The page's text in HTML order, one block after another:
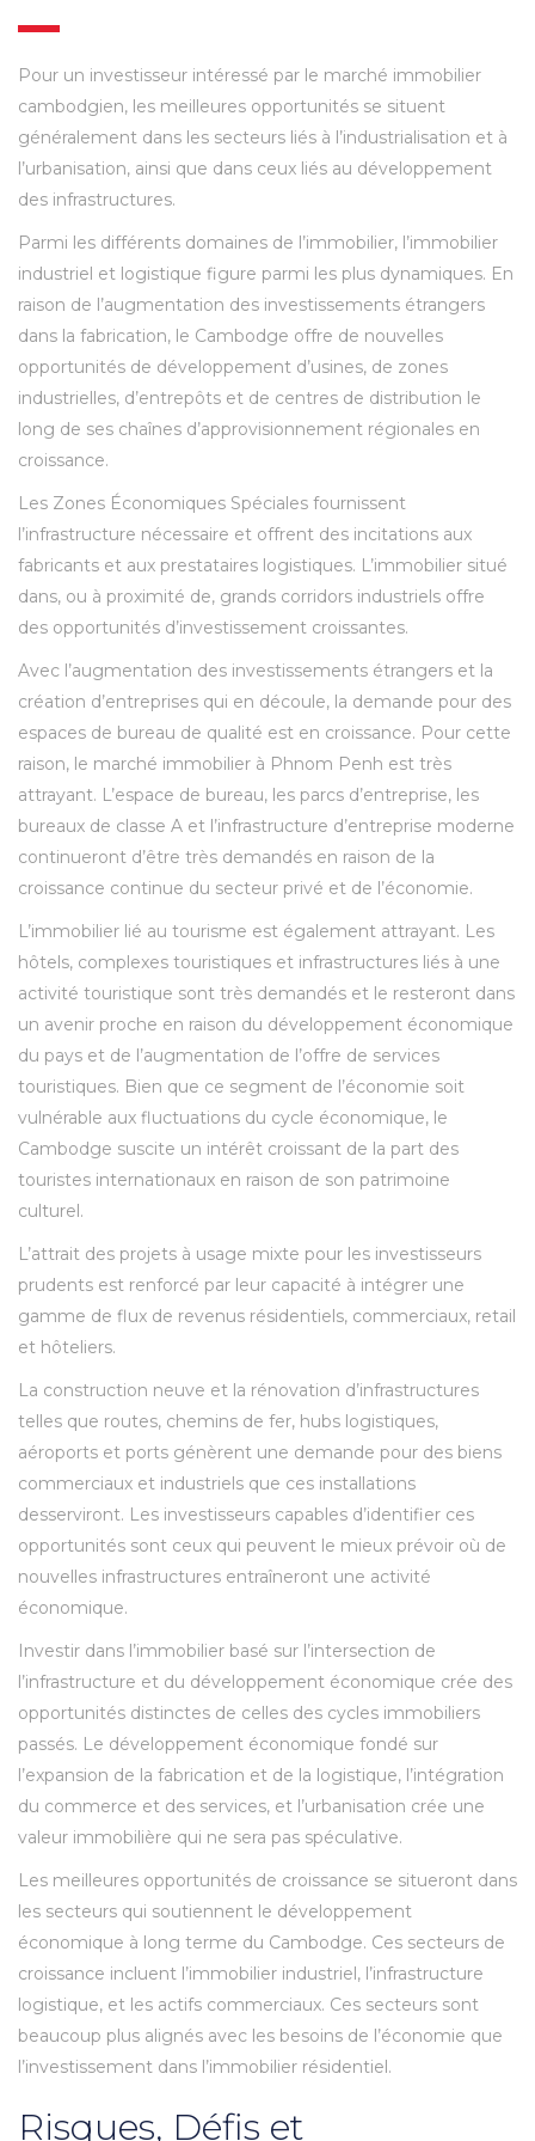
Pour un investisseur intéressé par le marché immobilier
cambodgien, les meilleures opportunités se situent
généralement dans les secteurs liés à l’industrialisation et à
l’urbanisation, ainsi que dans ceux liés au développement
des infrastructures.
Parmi les différents domaines de l’immobilier, l’immobilier
industriel et logistique figure parmi les plus dynamiques. En
raison de l’augmentation des investissements étrangers
dans la fabrication, le Cambodge offre de nouvelles
opportunités de développement d’usines, de zones
industrielles, d’entrepôts et de centres de distribution le
long de ses chaînes d’approvisionnement régionales en
croissance.
Les Zones Économiques Spéciales fournissent
l’infrastructure nécessaire et offrent des incitations aux
fabricants et aux prestataires logistiques. L’immobilier situé
dans, ou à proximité de, grands corridors industriels offre
des opportunités d’investissement croissantes.
Avec l’augmentation des investissements étrangers et la
création d’entreprises qui en découle, la demande pour des
espaces de bureau de qualité est en croissance. Pour cette
raison, le marché immobilier à Phnom Penh est très
attrayant. L’espace de bureau, les parcs d’entreprise, les
bureaux de classe A et l’infrastructure d’entreprise moderne
continueront d’être très demandés en raison de la
croissance continue du secteur privé et de l’économie.
L’immobilier lié au tourisme est également attrayant. Les
hôtels, complexes touristiques et infrastructures liés à une
activité touristique sont très demandés et le resteront dans
un avenir proche en raison du développement économique
du pays et de l’augmentation de l’offre de services
touristiques. Bien que ce segment de l’économie soit
vulnérable aux fluctuations du cycle économique, le
Cambodge suscite un intérêt croissant de la part des
touristes internationaux en raison de son patrimoine
culturel.
L’attrait des projets à usage mixte pour les investisseurs
prudents est renforcé par leur capacité à intégrer une
gamme de flux de revenus résidentiels, commerciaux, retail
et hôteliers.
La construction neuve et la rénovation d’infrastructures
telles que routes, chemins de fer, hubs logistiques,
aéroports et ports génèrent une demande pour des biens
commerciaux et industriels que ces installations
desserviront. Les investisseurs capables d’identifier ces
opportunités sont ceux qui peuvent le mieux prévoir où de
nouvelles infrastructures entraîneront une activité
économique.
Investir dans l’immobilier basé sur l’intersection de
l’infrastructure et du développement économique crée des
opportunités distinctes de celles des cycles immobiliers
passés. Le développement économique fondé sur
l’expansion de la fabrication et de la logistique, l’intégration
du commerce et des services, et l’urbanisation crée une
valeur immobilière qui ne sera pas spéculative.
Les meilleures opportunités de croissance se situeront dans
les secteurs qui soutiennent le développement
économique à long terme du Cambodge. Ces secteurs de
croissance incluent l’immobilier industriel, l’infrastructure
logistique, et les actifs commerciaux. Ces secteurs sont
beaucoup plus alignés avec les besoins de l’économie que
l’investissement dans l’immobilier résidentiel.
Risques, Défis et